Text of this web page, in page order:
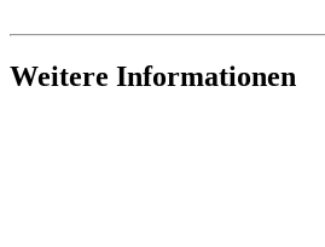
Weitere Informationen